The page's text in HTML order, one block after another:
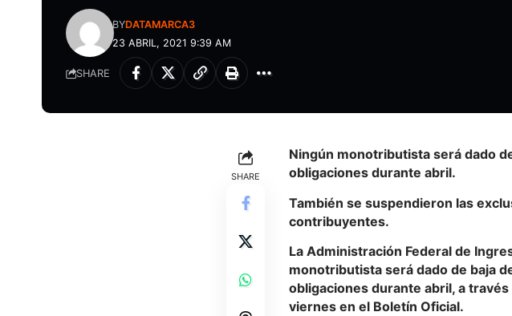
23 ABRIL, 2021 9:39 AM
BYDATAMARCA3
SHARE
SHARE
Ningún monotributista será dado
obligaciones durante abril.
También se suspendieron las
contribuyentes.
La Administración Federal de
monotributista será dado de baja
obligaciones durante abril, a
viernes en el Boletín Oficial.